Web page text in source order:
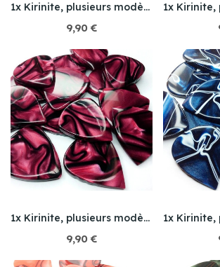
1x Kirinite, plusieurs modèles
9,90 €
1x Kirinite, plusieurs modèles
9,90 €